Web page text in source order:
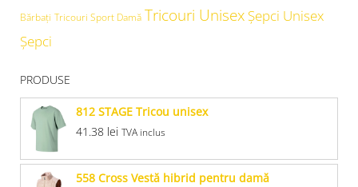
Bărbați Tricouri Sport Damă Tricouri Unisex Şepci Unisex
Șepci
PRODUSE
812 STAGE Tricou unisex
41.38 lei TVA inclus
558 Cross Vestă hibrid pentru damă